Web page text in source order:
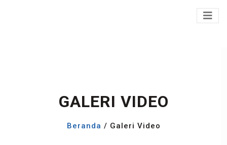
GALERI VIDEO
Beranda / Galeri Video